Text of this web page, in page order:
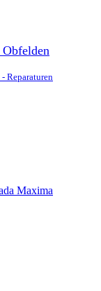
Reparaturen
Maxima